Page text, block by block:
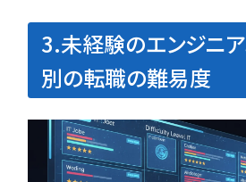
3.未経験のエンジニ
別の転職の難易度